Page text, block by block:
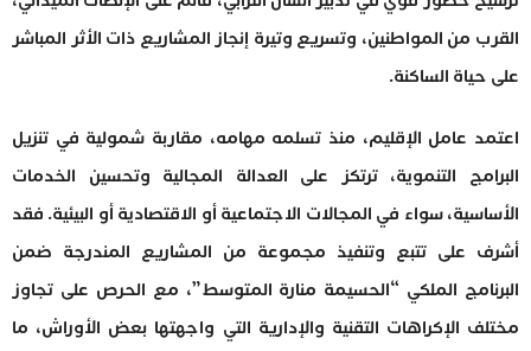
القرب من المواطنين، وتسريع وتيرة إنجاز المشاريع ذات الأثر المباشر
على حياة الساكنة.
اعتمد عامل الإقليم، منذ تسلمه مهامه، مقاربة شمولية في تنزيل
البرامج التنموية، ترتكز على العدالة المجالية وتحسين الخدمات
الأساسية، سواء في المجالات الاجتماعية أو الاقتصادية أو البيئية. فقد
أشرف على تتبع وتنفيذ مجموعة من المشاريع المندرجة ضمن
البرنامج الملكي “الحسيمة منارة المتوسط”، مع الحرص على تجاوز
مختلف الإكراهات التقنية والإدارية التي واجهتها بعض الأوراش، ما